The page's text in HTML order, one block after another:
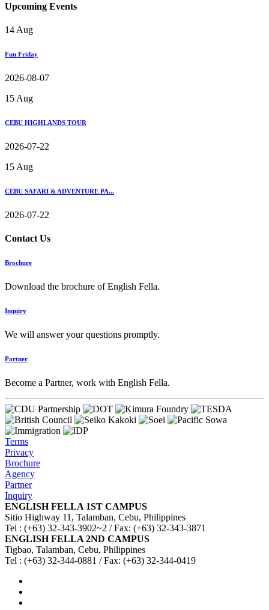
Upcoming Events
14 Aug
Fun Friday
2026-08-07
15 Aug
CEBU HIGHLANDS TOUR
2026-07-22
15 Aug
CEBU SAFARI & ADVENTURE PA...
2026-07-22
Contact Us
Brochure
Download the brochure of English Fella.
Inquiry
We will answer your questions promptly.
Partner
Become a Partner, work with English Fella.
Terms
Privacy
Brochure
Agency
Partner
Inquiry
ENGLISH FELLA 1ST CAMPUS
Sitio Highway 11, Talamban, Cebu, Philippines
Tel : (+63) 32-343-3902~2 / Fax: (+63) 32-343-3871
ENGLISH FELLA 2ND CAMPUS
Tigbao, Talamban, Cebu, Philippines
Tel : (+63) 32-344-0881 / Fax: (+63) 32-344-0419